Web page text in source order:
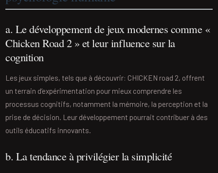
a. Le développement de jeux modernes comme «
Chicken Road 2 » et leur influence sur la
cognition
Les jeux simples, tels que à découvrir: CHICKEN road 2, offrent
un terrain d’expérimentation pour mieux comprendre les
processus cognitifs, notamment la mémoire, la perception et la
prise de décision. Leur développement pourrait contribuer à des
outils éducatifs innovants.
b. La tendance à privilégier la simplicité